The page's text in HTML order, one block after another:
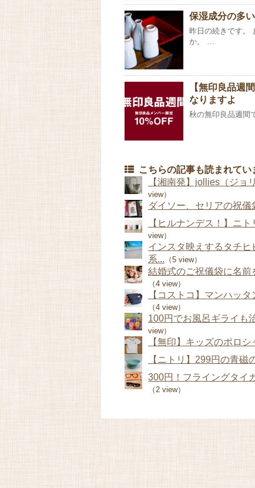
保湿成分の多
昨日の続きです。
か。 …
【無印良品週
なりますよ
秋の無印良品週間
こちらの記事も読まれてい
【湘南発】jollies（ジョ
view）
ダイソー、セリアの祝
【ヒルナンデス！】ニ
view）
インスタ映えするタチ
系... （5 view）
結婚式のご祝儀袋に名
（4 view）
【コストコ】マンハッ
（4 view）
100円でお風呂ギライも
view）
【無印】キッズのポロ
【ニトリ】299円の青
300円！フライングタイ
（2 view）